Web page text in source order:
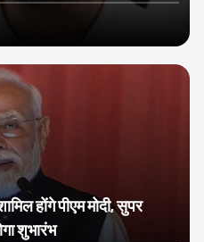
होंगे पीएम मोदी, सुपर
शुभारंभ